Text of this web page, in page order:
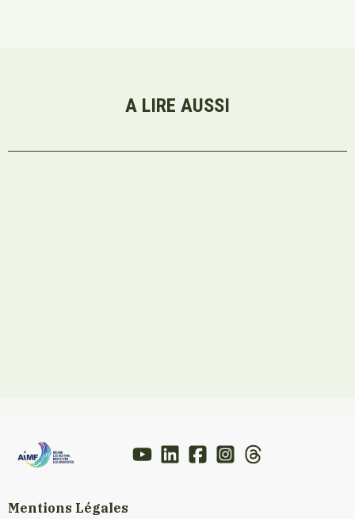
A LIRE AUSSI
Mentions Légales